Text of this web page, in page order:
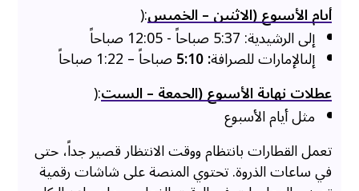
أيام الأسبوع (الاثنين – الخميس:(
إلى الرشيدية: 5:37 صباحاً - 12:05 صباحاً
إلىالإمارات للصرافة: 5:10
صباحاً – 1:22 صباحاً
عطلات نهاية الأسبوع (الجمعة – السبت:(
مثل أيام الأسبوع
تعمل القطارات بانتظام ووقت الانتظار قصير جداً، حتى
في ساعات الذروة. تحتوي المنصة على شاشات رقمية